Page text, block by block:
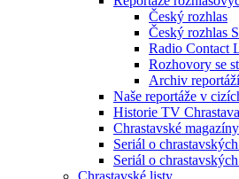
Český rozhlas
Český rozhlas
Radio Contact
Rozhovory se
Archiv
Naše reportáže v
Historie TV Chrastava
Chrastavské magazíny
Seriál o
Seriál o
Chrastavské listy